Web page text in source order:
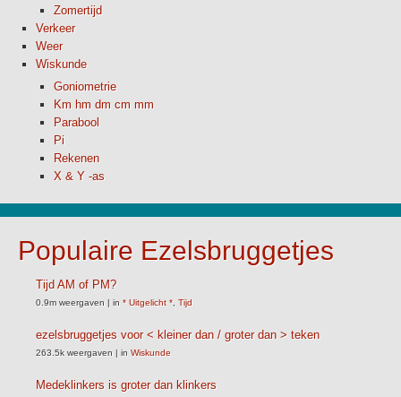
Zomertijd
Verkeer
Weer
Wiskunde
Goniometrie
Km hm dm cm mm
Parabool
Pi
Rekenen
X & Y -as
Populaire Ezelsbruggetjes
Tijd AM of PM?
0.9m weergaven | in * Uitgelicht * Tijd
ezelsbruggetjes voor < kleiner dan / groter dan > teken
263.5k weergaven | in Wiskunde
Medeklinkers is groter dan klinkers